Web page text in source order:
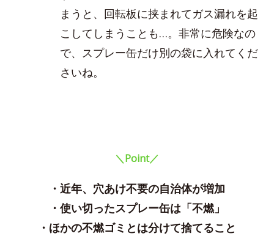
まうと、回転板に挟まれてガス漏れを起
こしてしまうことも…。非常に危険なの
で、スプレー缶だけ別の袋に入れてくだ
さいね。
＼Point／
・近年、穴あけ不要の自治体が増加
・使い切ったスプレー缶は「不燃」
・ほかの不燃ゴミとは分けて捨てること